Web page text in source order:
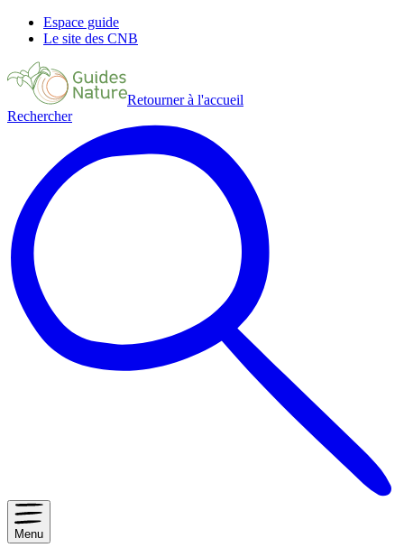
Espace guide
Le site des CNB
Retourner à l'accueil
Rechercher
Menu